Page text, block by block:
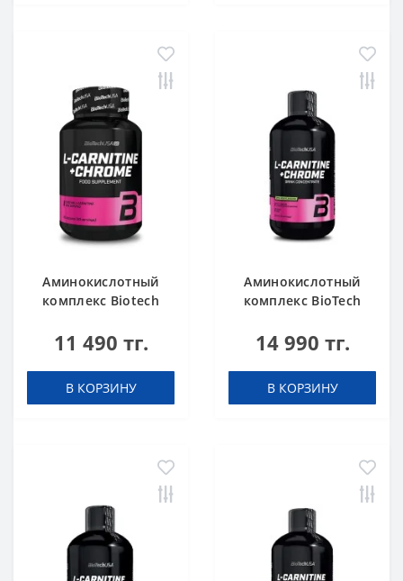
Аминокислотный
комплекс Biotech
Chrome 60 таблеток
11 490 тг.
В КОРЗИНУ
Аминокислотный
комплекс BioTech
Chrome concentrate
14 990 тг.
В КОРЗИНУ